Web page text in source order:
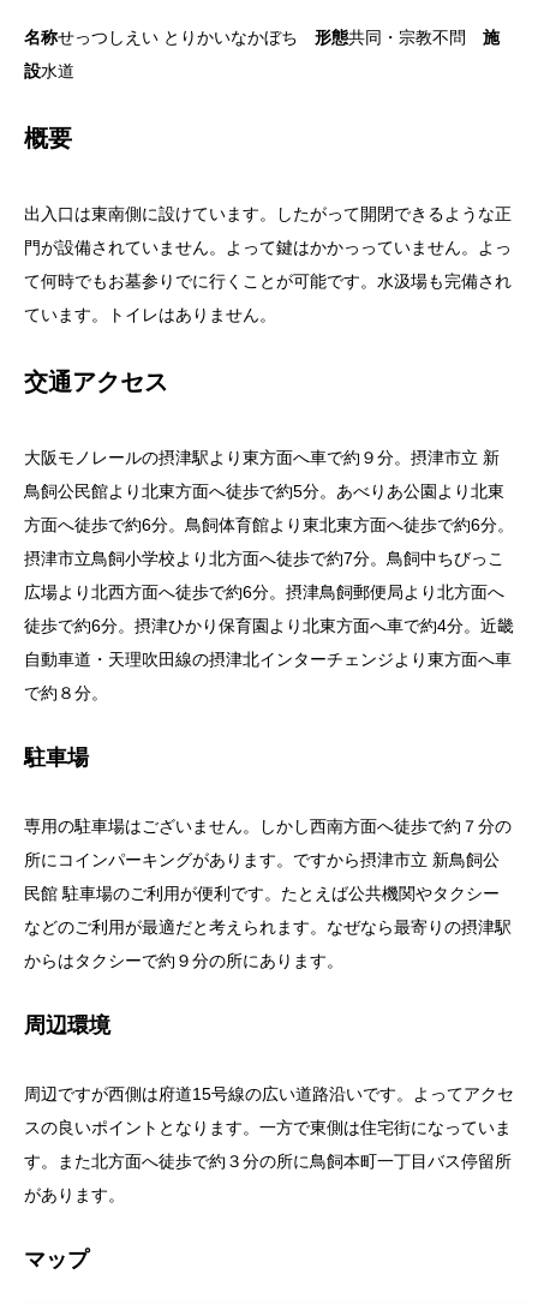
名称せっつしえい とりかいなかぼち 形態共同・宗教不問 施
設水道
概要
出入口は東南側に設けています。したがって開閉できるような正
門が設備されていません。よって鍵はかかっっていません。よっ
て何時でもお墓参りでに行くことが可能です。水汲場も完備され
ています。トイレはありません。
交通アクセス
大阪モノレールの摂津駅より東方面へ車で約９分。摂津市立 新
鳥飼公民館より北東方面へ徒歩で約5分。あべりあ公園より北東
方面へ徒歩で約6分。鳥飼体育館より東北東方面へ徒歩で約6分。
摂津市立鳥飼小学校より北方面へ徒歩で約7分。鳥飼中ちびっこ
広場より北西方面へ徒歩で約6分。摂津鳥飼郵便局より北方面へ
徒歩で約6分。摂津ひかり保育園より北東方面へ車で約4分。近畿
自動車道・天理吹田線の摂津北インターチェンジより東方面へ車
で約８分。
駐車場
専用の駐車場はございません。しかし西南方面へ徒歩で約７分の
所にコインパーキングがあります。ですから摂津市立 新鳥飼公
民館 駐車場のご利用が便利です。たとえば公共機関やタクシー
などのご利用が最適だと考えられます。なぜなら最寄りの摂津駅
からはタクシーで約９分の所にあります。
周辺環境
周辺ですが西側は府道15号線の広い道路沿いです。よってアクセ
スの良いポイントとなります。一方で東側は住宅街になっていま
す。また北方面へ徒歩で約３分の所に鳥飼本町一丁目バス停留所
があります。
マップ